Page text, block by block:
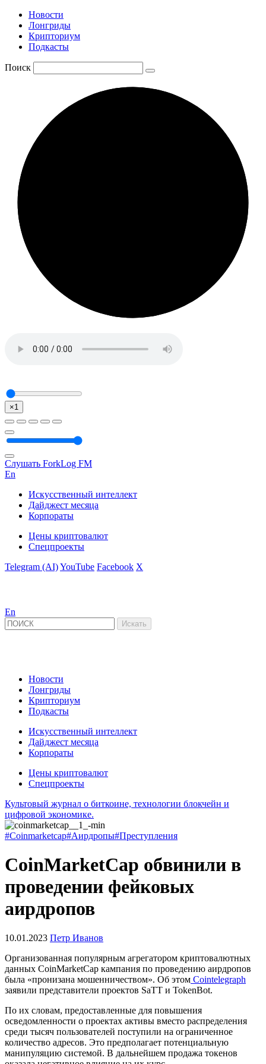
Новости
Лонгриды
Крипториум
Подкасты
Поиск
×1
Слушать ForkLog FM
En
Искусственный интеллект
Дайджест месяца
Корпораты
Цены криптовалют
Спецпроекты
Telegram (AI)YouTube Facebook X
En
Новости
Лонгриды
Крипториум
Подкасты
Искусственный интеллект
Дайджест месяца
Корпораты
Цены криптовалют
Спецпроекты
Культовый журнал о биткоине, технологии блокчейн и
цифровой экономике.
#Coinmarketcap#Аирдропы#Преступления
CoinMarketCap обвинили в
проведении фейковых
аирдропов
10.01.2023 Петр Иванов
Организованная популярным агрегатором криптовалютных
данных CoinMarketCap кампания по проведению аирдропов
была «пронизана мошенничеством». Об этом Cointelegraph
заявили представители проектов SaTT и TokenBot.
По их словам, предоставленные для повышения
осведомленности о проектах активы вместо распределения
среди тысяч пользователей поступили на ограниченное
количество адресов. Это предполагает потенциальную
манипуляцию системой. В дальнейшем продажа токенов